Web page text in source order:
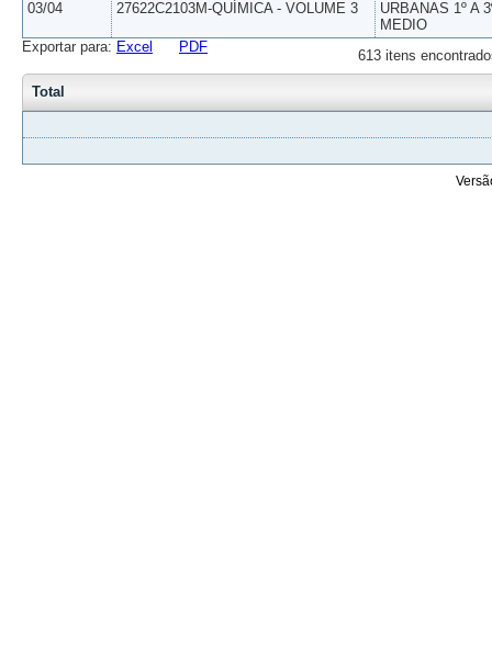
03/04 27622C2103M-QUÍMICA - VOLUME 3
URBANAS 1º A
MEDIO
613 itens
Exportar para: Excel PDF
Total